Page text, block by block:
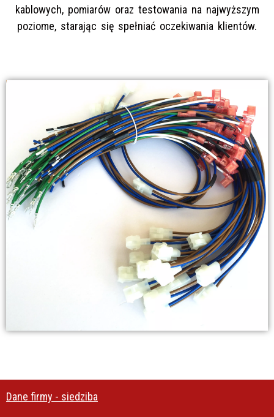
kablowych, pomiarów oraz testowania na najwyższym
poziome, starając się spełniać oczekiwania klientów.
Dane firmy - siedziba